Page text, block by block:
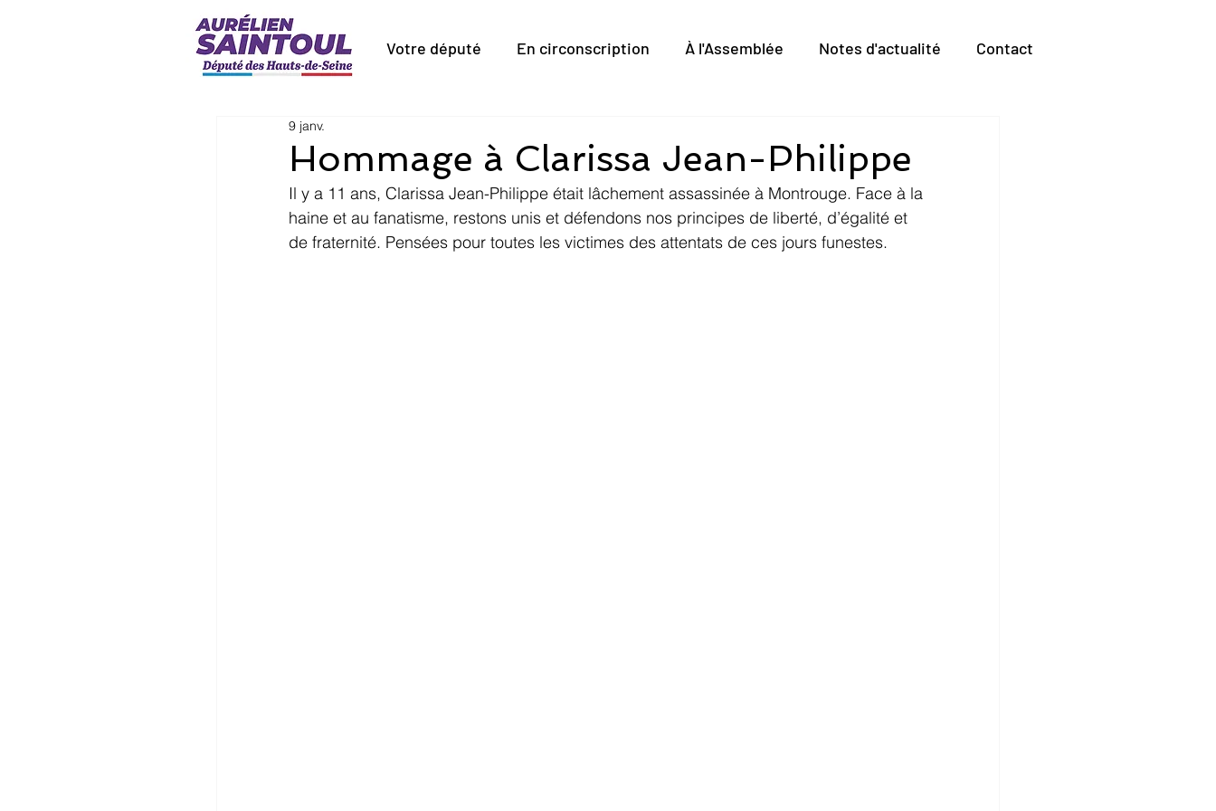
Votre député En circonscription À l'Assemblée Notes d'actualité Contact
Hommage à Clarissa Jean-Philippe
9 janv.
Il y a 11 ans, Clarissa Jean-Philippe était lâchement assassinée à Montrouge. Face à la
haine et au fanatisme, restons unis et défendons nos principes de liberté, d’égalité et
de fraternité. Pensées pour toutes les victimes des attentats de ces jours funestes.